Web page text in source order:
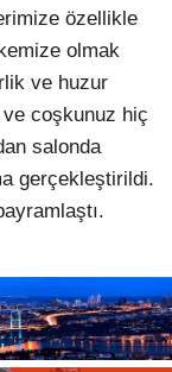
özellikle
olmak
ve huzur
coşkunuz hiç
salonda
gerçekleştirildi.